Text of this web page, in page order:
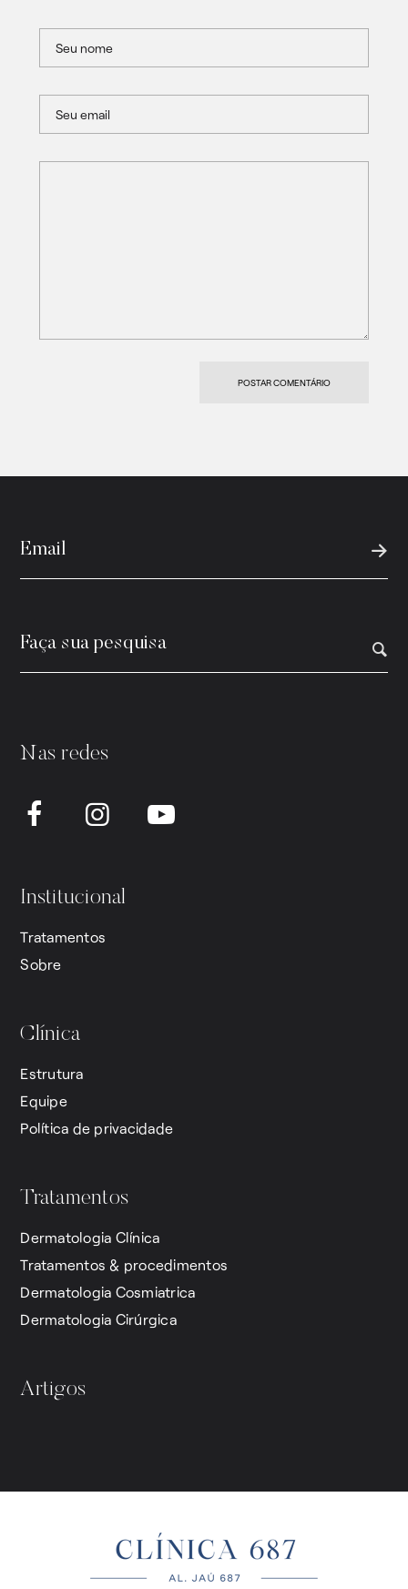
Nas redes
Institucional
Tratamentos
Sobre
Clínica
Estrutura
Equipe
Política de privacidade
Tratamentos
Dermatologia Clínica
Tratamentos & procedimentos
Dermatologia Cosmiatrica
Dermatologia Cirúrgica
Artigos